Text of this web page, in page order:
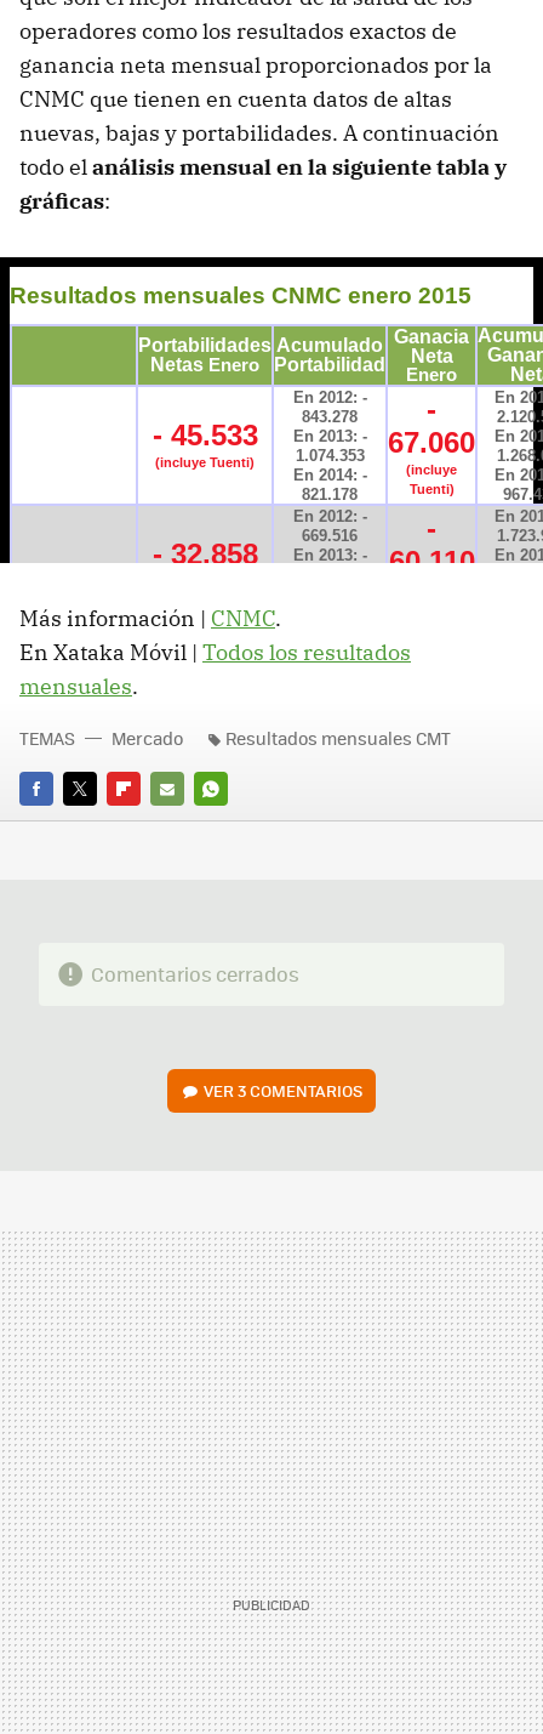
operadores como los resultados exactos de
ganancia neta mensual proporcionados por la
CNMC que tienen en cuenta datos de altas
nuevas, bajas y portabilidades. A continuación
todo elanálisis mensual en la siguiente tabla y
gráficas:
Más información | CNMC.
En Xataka Móvil | Todos los resultados
mensuales.
FACEBOOK
TWITTERFLIPBOARD
E-
WHATSAPP
TEMAS Mercado Resultados mensuales CMT
Comentarios cerrados
VER3 COMENTARIOS